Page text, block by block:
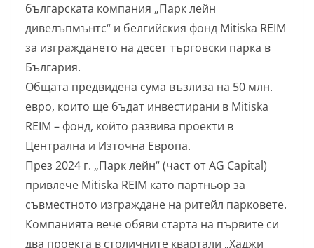
българската компания „Парк лейн
дивелъпмънтс“ и белгийския фонд Mitiska REIM
за изграждането на десет търговски парка в
България.
Общата предвидена сума възлиза на 50 млн.
евро, които ще бъдат инвестирани в Mitiska
REIM – фонд, който развива проекти в
Централна и Източна Европа.
През 2024 г. „Парк лейн“ (част от AG Capital)
привлече Mitiska REIM като партньор за
съвместното изграждане на ритейл парковете.
Компанията вече обяви старта на първите си
два проекта в столичните квартали „Хаджи